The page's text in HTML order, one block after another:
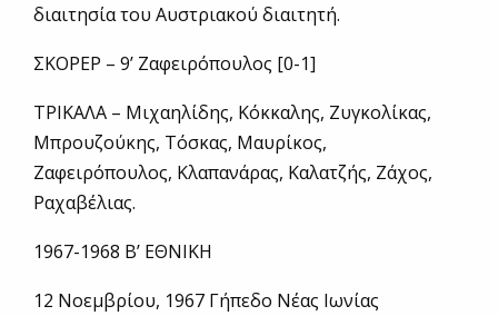
διαιτησία του Αυστριακού διαιτητή.
ΣΚΟΡΕΡ – 9’ Ζαφειρόπουλος [0-1]
ΤΡΙΚΑΛΑ – Μιχαηλίδης, Κόκκαλης, Ζυγκολίκας,
Μπρουζούκης, Τόσκας, Μαυρίκος,
Ζαφειρόπουλος, Κλαπανάρας, Καλατζής, Ζάχος,
Ραχαβέλιας.
1967-1968 Β’ ΕΘΝΙΚΗ
12 Νοεμβρίου, 1967 Γήπεδο Νέας Ιωνίας